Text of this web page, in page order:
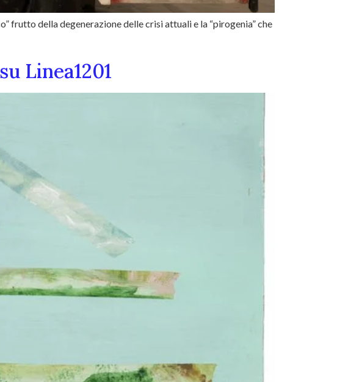
frutto della degenerazione delle crisi attuali e la “pirogenia” che
Linea1201